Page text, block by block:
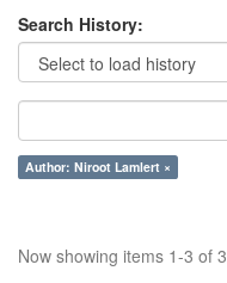
Search History:
Author: Niroot Lamlert ×
Now showing items 1-3 of 3